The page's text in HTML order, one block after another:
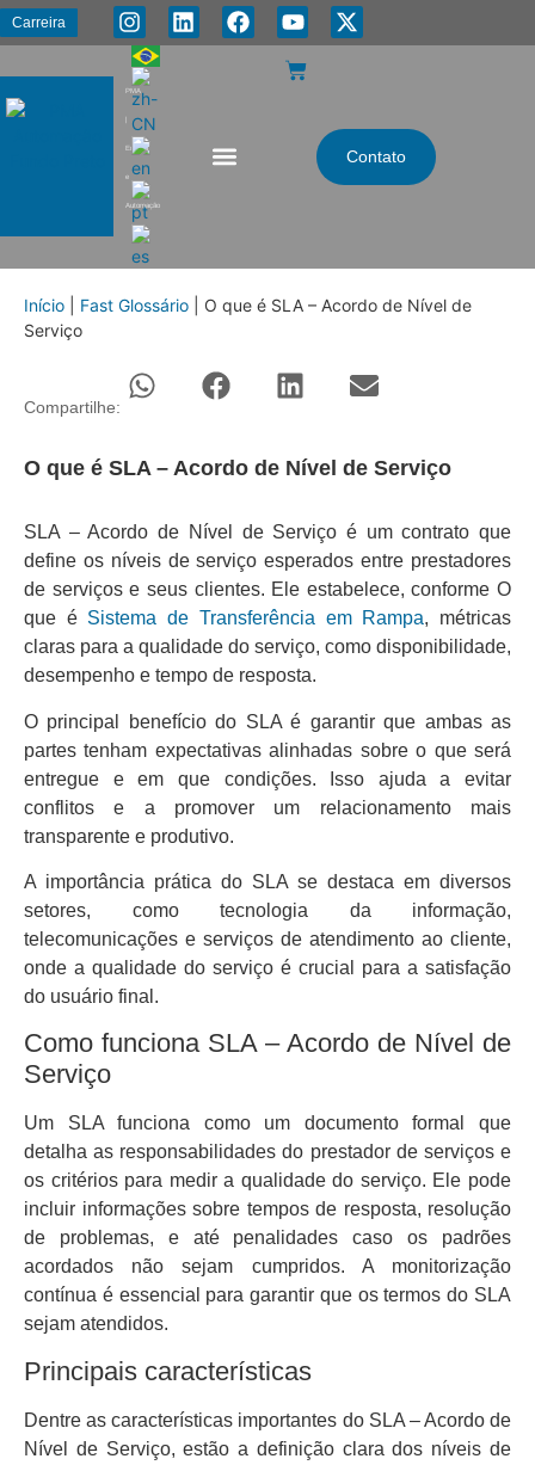
Carreira
PMA
|
Energia
e
Automação
Contato
Início Fast Glossário
O que é SLA – Acordo de Nível de
Serviço
Compartilhe:
O que é SLA – Acordo de Nível de Serviço
SLA – Acordo de Nível de Serviço é um contrato que
define os níveis de serviço esperados entre prestadores
de serviços e seus clientes. Ele estabelece, conforme O
que é Sistema de Transferência em Rampa, métricas
claras para a qualidade do serviço, como disponibilidade,
desempenho e tempo de resposta.
O principal benefício do SLA é garantir que ambas as
partes tenham expectativas alinhadas sobre o que será
entregue e em que condições. Isso ajuda a evitar
conflitos e a promover um relacionamento mais
transparente e produtivo.
A importância prática do SLA se destaca em diversos
setores, como tecnologia da informação,
telecomunicações e serviços de atendimento ao cliente,
onde a qualidade do serviço é crucial para a satisfação
do usuário final.
Como funciona SLA – Acordo de Nível de
Serviço
Um SLA funciona como um documento formal que
detalha as responsabilidades do prestador de serviços e
os critérios para medir a qualidade do serviço. Ele pode
incluir informações sobre tempos de resposta, resolução
de problemas, e até penalidades caso os padrões
acordados não sejam cumpridos. A monitorização
contínua é essencial para garantir que os termos do SLA
sejam atendidos.
Principais características
Dentre as características importantes do SLA – Acordo de
Nível de Serviço, estão a definição clara dos níveis de